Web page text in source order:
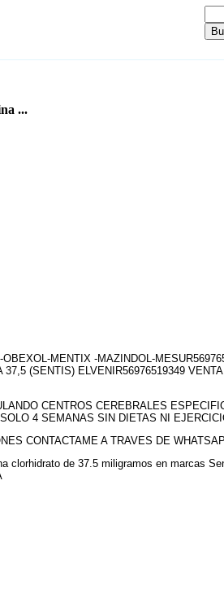
...
MENTIX -MAZINDOL-
37,5 (SENTIS) ELVENIR56976519349
CENTROS CEREBRALES
4 SEMANAS SIN DIETAS NI
CONTACTAME A TRAVES DE
clorhidrato de 37.5 miligramos en marcas